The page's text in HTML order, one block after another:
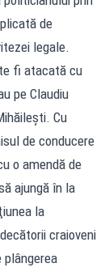
de
legale.
fi atacată cu
pe Claudiu
Cu
de conducere
o amendă de
ajungă în la
la
craioveni